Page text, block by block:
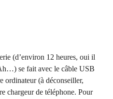
(d’environ 12 heures, oui il
se fait avec le câble USB
ordinateur (à déconseiller,
chargeur de téléphone. Pour